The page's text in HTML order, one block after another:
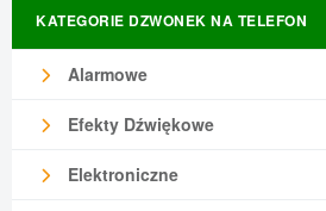
KATEGORIE DZWONEK NA TELEFON
Alarmowe
Efekty Dźwiękowe
Elektroniczne